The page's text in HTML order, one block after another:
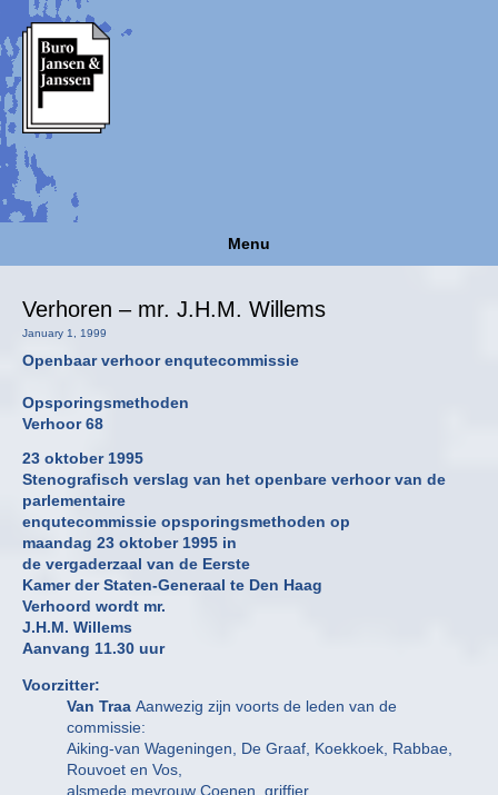
Menu
Verhoren – mr. J.H.M. Willems
January 1, 1999
Openbaar verhoor enqutecommissie
Opsporingsmethoden
Verhoor 68
23 oktober 1995
Stenografisch verslag van het openbare verhoor van de
parlementaire
enqutecommissie opsporingsmethoden op
maandag 23 oktober 1995 in
de vergaderzaal van de Eerste
Kamer der Staten-Generaal te Den Haag
Verhoord wordt mr.
J.H.M. Willems
Aanvang 11.30 uur
Voorzitter:
Van Traa Aanwezig zijn voorts de leden van de
commissie:
Aiking-van Wageningen, De Graaf, Koekkoek, Rabbae,
Rouvoet en Vos,
alsmede mevrouw Coenen, griffier